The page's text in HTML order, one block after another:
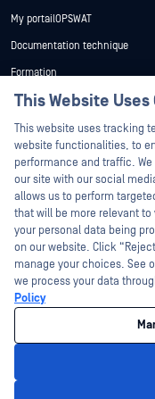
My portailOPSWAT
Documentation technique
Formation
Programme de gestion des
Partenaires
Certification
Partenaires technologiques
Programme des partenaires de
distribution
©2026 OPSWAT . Tous droits
MetaAccess, le OPSWAT ,
World's Critical Infrastructure,
RetroHunt, Deep File
OPSWAT . Les marques
Politique de confidentialité
This Website
This website uses tracking
website functionalities, to
performance and traffic.
our site with our social
allows us to perform
that will be more relevant to
your personal data being
on our website. Click
manage your choices. See
we process your data
Policy
I'm